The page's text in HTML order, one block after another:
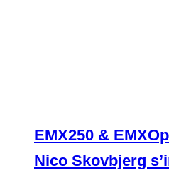
EMX250 &
Nico Skovbjerg